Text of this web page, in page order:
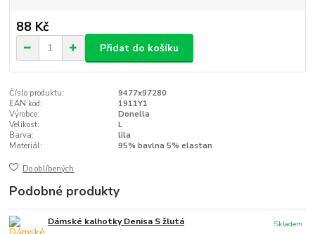
88 Kč
Přidat do košíku
Číslo produktu:
9477x97280
EAN kód:
1911Y1
Výrobce:
Donella
Velikost:
L
Barva:
lila
Materiál:
95% bavlna 5% elastan
Do oblíbených
Podobné produkty
Dámské kalhotky Denisa S žlutá
Skladem